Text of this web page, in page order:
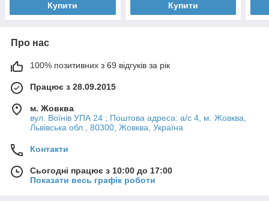
Купити Купити
Про нас
100% позитивних з 69 відгуків за рік
Працює з 28.09.2015
м. Жовква
вул. Воїнів УПА 24 ; Поштова адреса: а/с 4, м. Жовква,
Львівська обл., 80300, Жовква, Україна
Контакти
Сьогодні працює з 10:00 до 17:00
Показати весь графік роботи